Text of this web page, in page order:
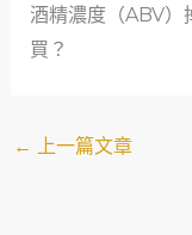
酒精濃度（ABV）
買？
← 上一篇文章